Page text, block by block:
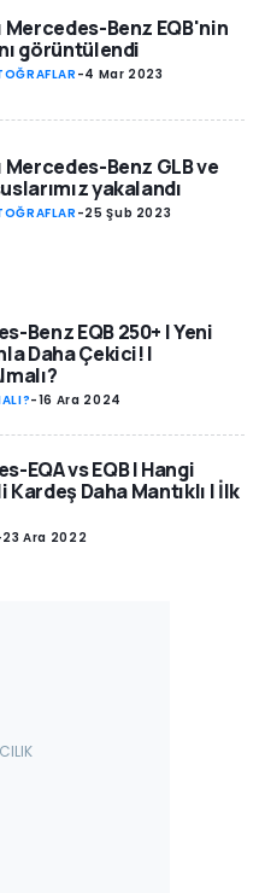
Mercedes-Benz EQB'nin
görüntülendi
-4 Mar 2023
Mercedes-Benz GLB ve
yakalandı
-25 Şub 2023
Benz EQB 250+ | Yeni
Daha Çekici! |
-16 Ara 2024
EQA vs EQB | Hangi
Daha Mantıklı | İlk
23 Ara 2022